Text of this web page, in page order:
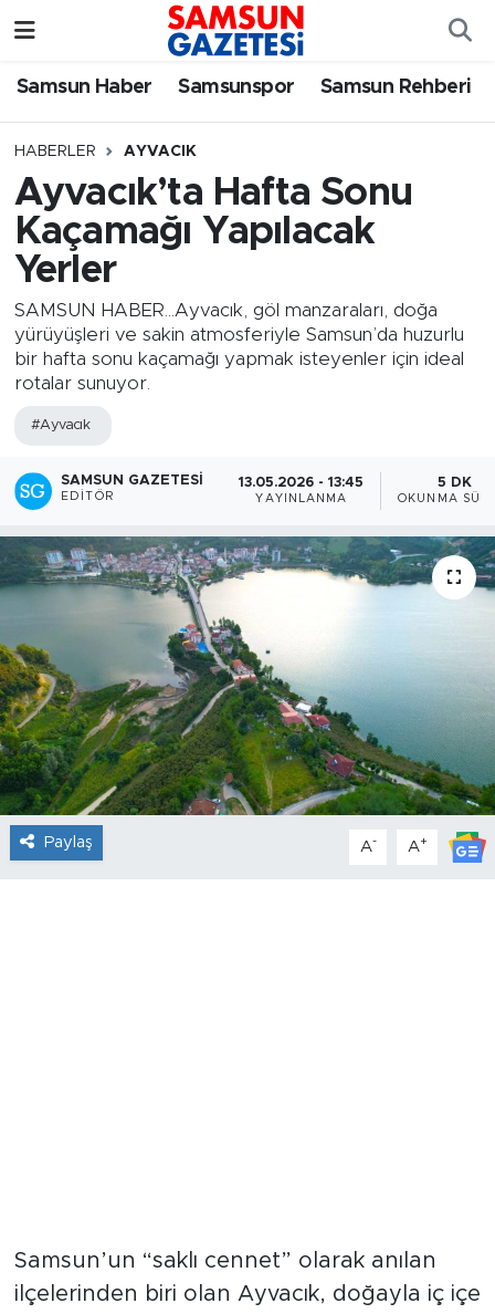
Samsun Haber Samsunspor Samsun Rehberi
HABERLER AYVACIK
Ayvacık’ta Hafta Sonu
Kaçamağı Yapılacak
Yerler
SAMSUN HABER...Ayvacık, göl manzaraları, doğa
yürüyüşleri ve sakin atmosferiyle Samsun’da huzurlu
bir hafta sonu kaçamağı yapmak isteyenler için ideal
rotalar sunuyor.
#Ayvacık
SAMSUN GAZETESI
EDITÖR
13.05.2026 - 13:45
YAYINLANMA
5 DK
OKUNMA
Paylaş A- A+
Samsun’un “saklı cennet” olarak anılan
ilçelerinden biri olan Ayvacık, doğayla iç içe
Samsun Haber
Samsun Rehberi
Resmi İlanlar
Samsun Nöbetçi Eczaneler
SAMSUN Namaz Vakitleri
Samsun Trafik Yoğunluk Haritası
Süper Lig Puan Durumu ve Fikstür
Tüm Manşetler
Son Dakika Haberleri
Haber Arşivi